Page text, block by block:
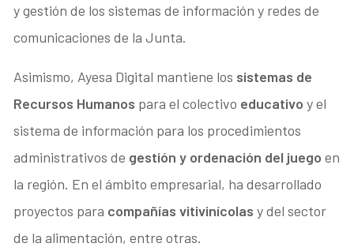
y gestión de los sistemas de información y redes de
comunicaciones de la Junta.
Asimismo, Ayesa Digital mantiene los sistemas de
Recursos Humanos para el colectivo educativoy el
sistema de información para los procedimientos
administrativos de gestión y ordenación del juego en
la región. En el ámbito empresarial, ha desarrollado
proyectos para compañías vitivinícolas y del sector
de la alimentación, entre otras.